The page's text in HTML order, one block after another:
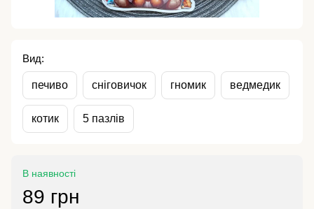
Вид:
печиво сніговичок гномик ведмедик
котик 5 пазлів
В наявності
89 грн